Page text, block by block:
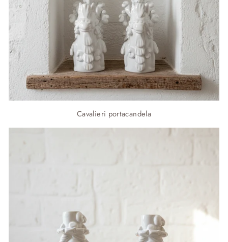
Cavalieri portacandela